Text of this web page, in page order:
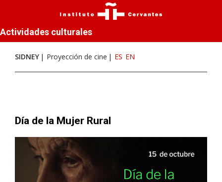
Actividades culturales
SIDNEY Proyección de cine ES EN
Día de la Mujer Rural